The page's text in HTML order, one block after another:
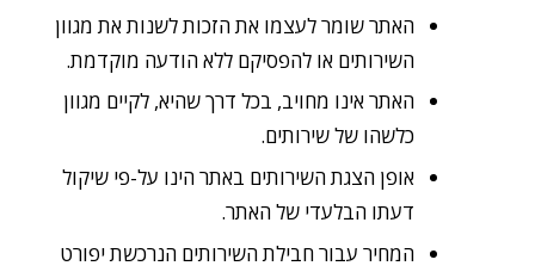
האתר שומר לעצמו את הזכות לשנות את מגוון
השירותים או להפסיקם ללא הודעה מוקדמת.
האתר אינו מחויב, בכל דרך שהיא, לקיים מגוון
כלשהו של שירותים.
אופן הצגת השירותים באתר הינו על-פי שיקול
דעתו הבלעדי של האתר.
המחיר עבור חבילת השירותים הנרכשת יפורט